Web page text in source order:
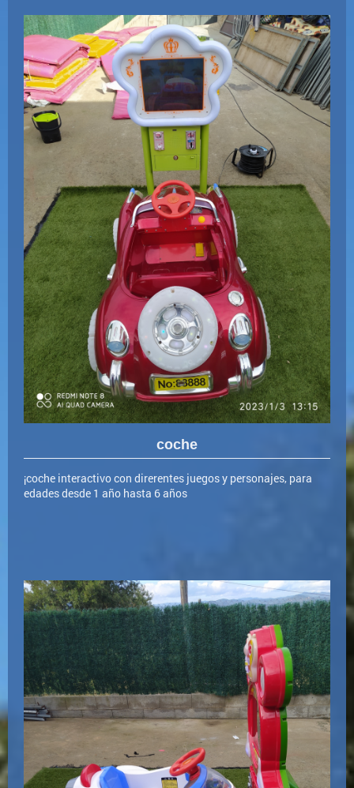
coche
¡coche interactivo con direrentes juegos y personajes, para
edades desde 1 año hasta 6 años